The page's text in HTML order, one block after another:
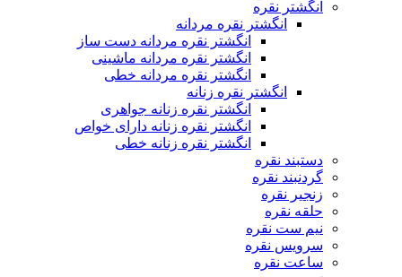
انگشتر نقره
انگشتر نقره مردانه
انگشتر نقره مردانه دست ساز
انگشتر نقره مردانه ماشینی
انگشتر نقره مردانه خطی
انگشتر نقره زنانه
انگشتر نقره زنانه جواهری
انگشتر نقره زنانه دارای خواص
انگشتر نقره زنانه خطی
دستبند نقره
گردنبند نقره
زنجیر نقره
حلقه نقره
نیم ست نقره
سرویس نقره
ساعت نقره